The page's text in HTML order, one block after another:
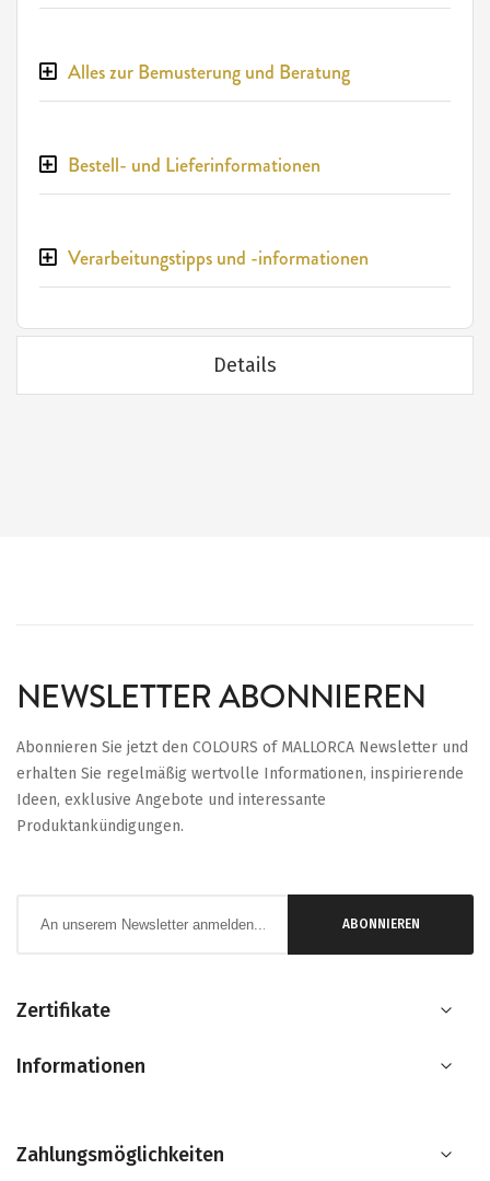
Alles zur Bemusterung und Beratung
Bestell- und Lieferinformationen
Verarbeitungstipps und -informationen
Details
NEWSLETTER ABONNIEREN
Abonnieren Sie jetzt den COLOURS of MALLORCA Newsletter und
erhalten Sie regelmäßig wertvolle Informationen, inspirierende
Ideen, exklusive Angebote und interessante
Produktankündigungen.
ABONNIEREN
Zertifikate
Informationen
Zahlungsmöglichkeiten